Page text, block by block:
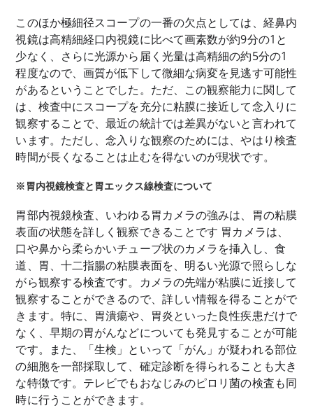
このほか極細径スコープの一番の欠点としては、経鼻内
視鏡は高精細経口内視鏡に比べて画素数が約9分の1と
少なく、さらに光源から届く光量は高精細の約5分の1
程度なので、画質が低下して微細な病変を見逃す可能性
があるということでした。ただ、この観察能力に関して
は、検査中にスコープを充分に粘膜に接近して念入りに
観察することで、最近の統計では差異がないと言われて
います。ただし、念入りな観察のためには、やはり検査
時間が長くなることは止むを得ないのが現状です。
※胃内視鏡検査と胃エックス線検査について
胃部内視鏡検査、いわゆる胃カメラの強みは、胃の粘膜
表面の状態を詳しく観察できることです 胃カメラは、
口や鼻から柔らかいチューブ状のカメラを挿入し、食
道、胃、十二指腸の粘膜表面を、明るい光源で照らしな
がら観察する検査です。カメラの先端が粘膜に近接して
観察することができるので、詳しい情報を得ることがで
きます。特に、胃潰瘍や、胃炎といった良性疾患だけで
なく、早期の胃がんなどについても発見することが可能
です。また、「生検」といって「がん」が疑われる部位
の細胞を一部採取して、確定診断を得られることも大き
な特徴です。テレビでもおなじみのピロリ菌の検査も同
時に行うことができます。